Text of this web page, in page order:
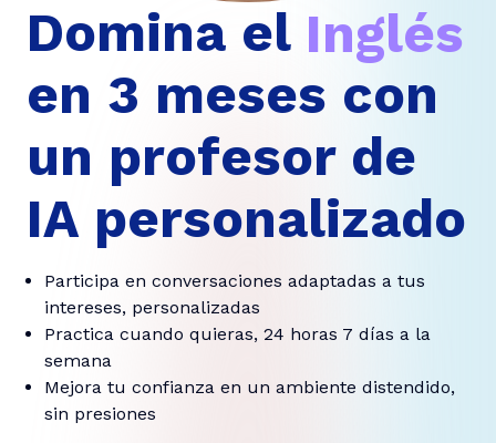
Domina el Inglés
en 3 meses con
un profesor de
IA personalizado
Participa en conversaciones adaptadas a tus
intereses, personalizadas
Practica cuando quieras, 24 horas 7 días a la
semana
Mejora tu confianza en un ambiente distendido,
sin presiones